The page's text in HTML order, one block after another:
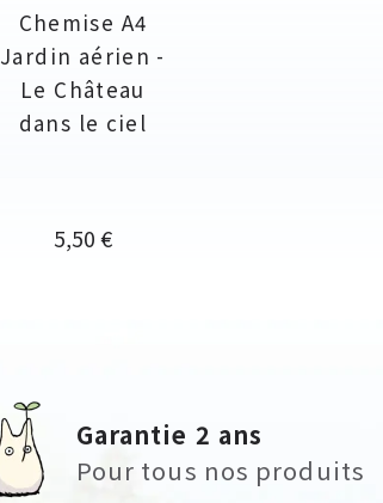
Chemise A4
Jardin aérien -
Le Château
dans le ciel
Prix
5,50 €
Garantie 2 ans
Pour tous nos produits